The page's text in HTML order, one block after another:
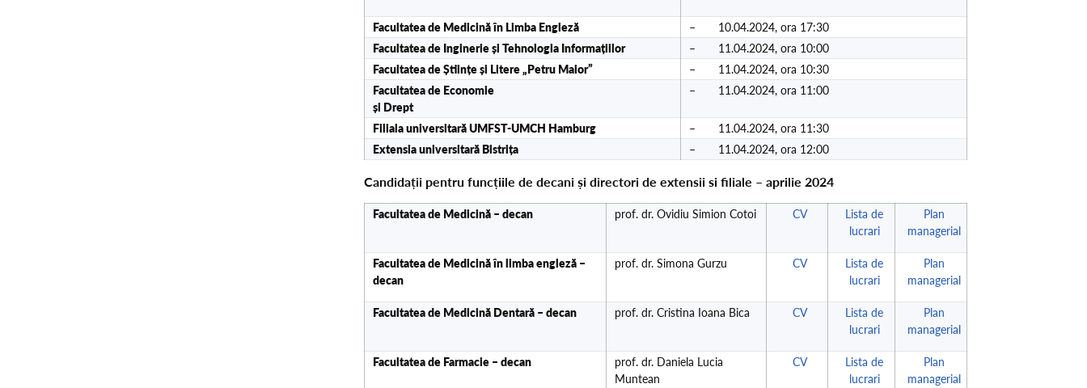
Facultatea de Medicină în Limba Engleză
– 10.04.2024, ora 17:30
Facultatea de Inginerie și Tehnologia Informațiilor
– 11.04.2024, ora 10:00
Facultatea de Științe și Litere „Petru Maior”
– 11.04.2024, ora 10:30
Facultatea de Economie
și Drept
– 11.04.2024, ora 11:00
Filiala universitară UMFST-UMCH Hamburg
– 11.04.2024, ora 11:30
Extensia universitară Bistrița
– 11.04.2024, ora 12:00
Candidații pentru funcțiile de decani și directori de extensii si filiale – aprilie 2024
Facultatea de Medicină – decan prof. dr. Ovidiu Simion Cotoi CV
Lista de
lucrari
Plan
managerial
Facultatea de Medicină în limba engleză –
decan
prof. dr. Simona Gurzu CV
Lista de
lucrari
Plan
managerial
Facultatea de Medicină Dentară – decan
prof. dr. Cristina Ioana Bica CV
Lista de
lucrari
Plan
managerial
Facultatea de Farmacie – decan
prof. dr. Daniela Lucia
Muntean
CV
Lista de
lucrari
Plan
managerial